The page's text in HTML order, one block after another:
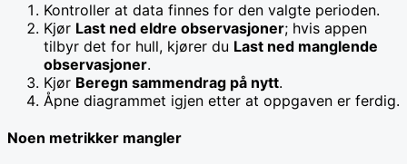
Kontroller at data finnes for den valgte perioden.
Kjør Last ned eldre observasjoner; hvis appen
tilbyr det for hull, kjører du Last ned manglende
observasjoner.
Kjør Beregn sammendrag på nytt.
Åpne diagrammet igjen etter at oppgaven er ferdig.
Noen metrikker mangler